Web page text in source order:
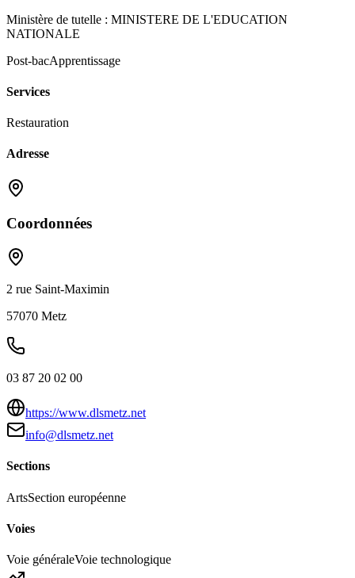
Ministère de tutelle : MINISTERE DE L'EDUCATION
NATIONALE
Post-bacApprentissage
Services
Restauration
Adresse
Coordonnées
2 rue Saint-Maximin
57070 Metz
03 87 20 02 00
https://www.dlsmetz.net
info@dlsmetz.net
Sections
ArtsSection européenne
Voies
Voie généraleVoie technologique